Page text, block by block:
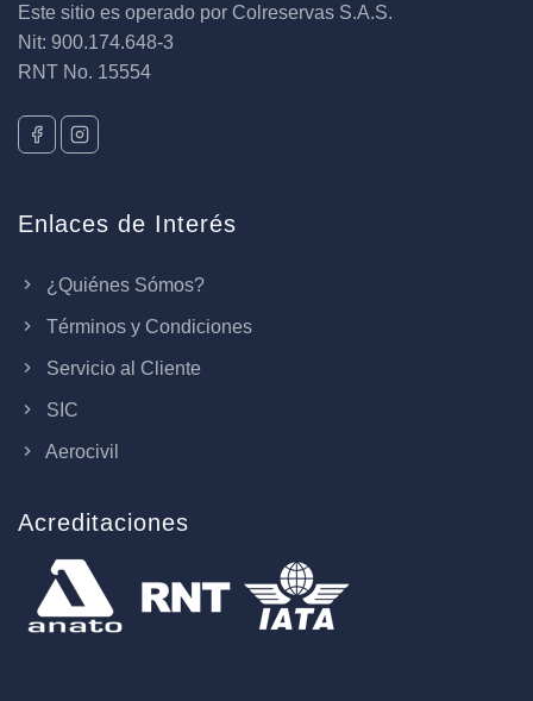
Este sitio es operado por Colreservas S.A.S.
Nit: 900.174.648-3
RNT No. 15554
Enlaces de Interés
¿Quiénes Sómos?
Términos y Condiciones
Servicio al Cliente
SIC
Aerocivil
Acreditaciones